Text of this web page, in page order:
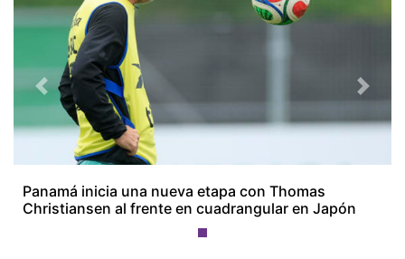
Panamá inicia una nueva etapa con Thomas
Christiansen al frente en cuadrangular en Japón
Previous Next